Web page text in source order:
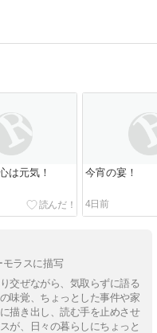
は元気！ 今宵の宴！
4日前
モラスに描写
交ぜながら、気取らずに語る
味覚、ちょっとした事件や家
描き出し、読む手を止めさせ
が、日々の暮らしにちょっと